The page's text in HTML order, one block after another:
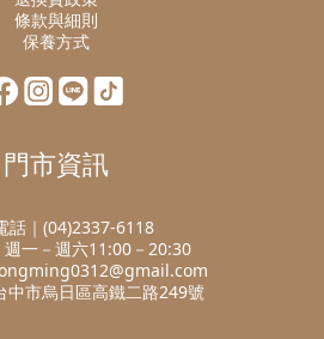
條款與細則
保養方式
門市資訊
話｜(04)2337-6118
週一－週六11:00－20:30
中市烏日區高鐵二路249號